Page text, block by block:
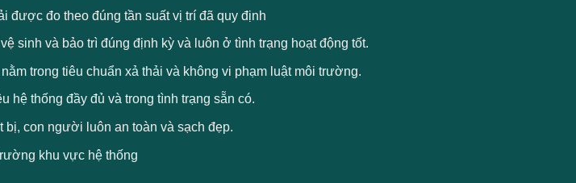
được đo theo đúng tần suất vị trí đã quy định
sinh và bảo trì đúng định kỳ và luôn ở tình trạng hoạt động tốt.
trong tiêu chuẩn xả thải và không vi phạm luật môi trường.
hệ thống đầy đủ và trong tình trạng sẵn có.
con người luôn an toàn và sạch đẹp.
khu vực hệ thống